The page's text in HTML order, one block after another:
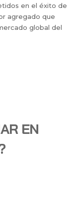
en el éxito de
agregado que
global del
EN